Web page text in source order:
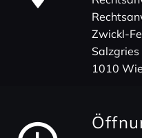
Zwickl-
1010